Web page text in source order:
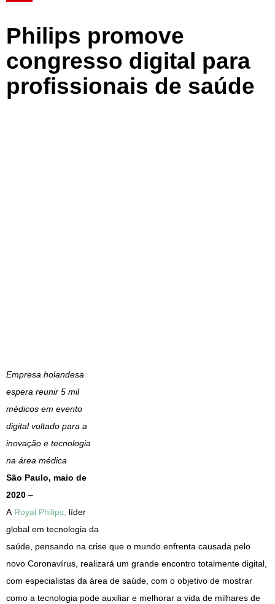
Philips promove
congresso digital para
profissionais de saúde
Empresa holandesa
espera reunir 5 mil
médicos em evento
digital voltado para a
inovação e tecnologia
na área médica
São Paulo, maio de
2020 –
A Royal Philips, líder
global em tecnologia da
saúde, pensando na crise que o mundo enfrenta causada pelo
novo Coronavírus, realizará um grande encontro totalmente digital,
com especialistas da área de saúde, com o objetivo de mostrar
como a tecnologia pode auxiliar e melhorar a vida de milhares de